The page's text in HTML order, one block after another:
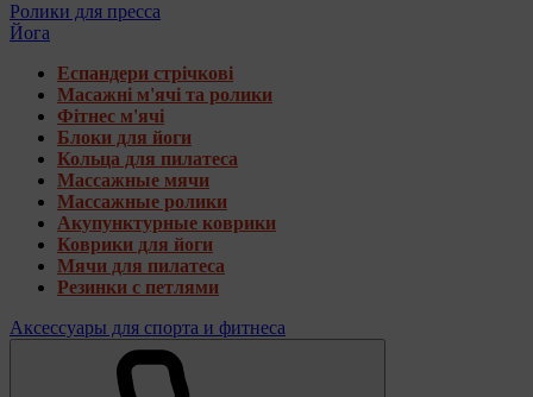
Ролики для пресса
Йога
Еспандери стрічкові
Масажні м'ячі та ролики
Фітнес м'ячі
Блоки для йоги
Кольца для пилатеса
Массажные мячи
Массажные ролики
Акупунктурные коврики
Коврики для йоги
Мячи для пилатеса
Резинки с петлями
Аксессуары для спорта и фитнеса